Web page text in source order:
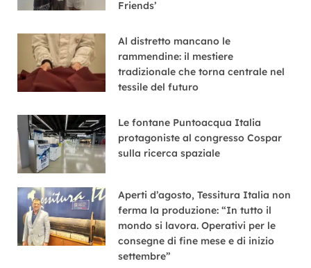
Friends’
Al distretto mancano le
rammendine: il mestiere
tradizionale che torna centrale nel
tessile del futuro
Le fontane Puntoacqua Italia
protagoniste al congresso Cospar
sulla ricerca spaziale
Aperti d’agosto, Tessitura Italia non
ferma la produzione: “In tutto il
mondo si lavora. Operativi per le
consegne di fine mese e di inizio
settembre”